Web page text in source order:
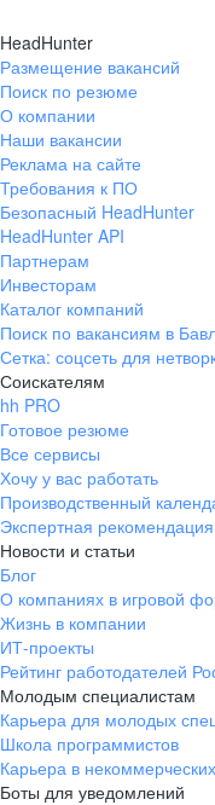
HeadHunter
Размещение вакансий
Поиск по резюме
О компании
Наши вакансии
Реклама на сайте
Требования к ПО
Безопасный HeadHunter
HeadHunter API
Партнерам
Инвесторам
Каталог компаний
Поиск по вакансиям в
Сетка: соцсеть для
Соискателям
hh PRO
Готовое резюме
Все сервисы
Хочу у вас работать
Производственный
Экспертная рекомендация
Новости и статьи
Блог
О компаниях в игровой
Жизнь в компании
ИТ-проекты
Рейтинг работодателей
Молодым специалистам
Карьера для молодых
Школа программистов
Карьера в
Боты для уведомлений